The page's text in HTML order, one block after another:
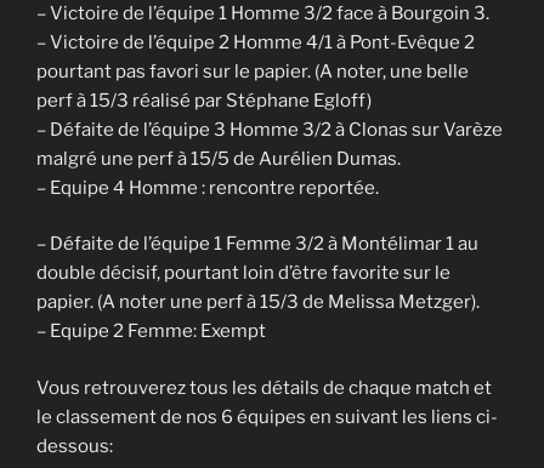
– Victoire de l’équipe 1 Homme 3/2 face à Bourgoin 3.
– Victoire de l’équipe 2 Homme 4/1 à Pont-Evêque 2
pourtant pas favori sur le papier. (A noter, une belle
perf à 15/3 réalisé par Stéphane Egloff)
– Défaite de l’équipe 3 Homme 3/2 à Clonas sur Varèze
malgré une perf à 15/5 de Aurélien Dumas.
– Equipe 4 Homme : rencontre reportée.
– Défaite de l’équipe 1 Femme 3/2 à Montélimar 1 au
double décisif, pourtant loin d’être favorite sur le
papier. (A noter une perf à 15/3 de Melissa Metzger).
– Equipe 2 Femme: Exempt
Vous retrouverez tous les détails de chaque match et
le classement de nos 6 équipes en suivant les liens ci-
dessous: